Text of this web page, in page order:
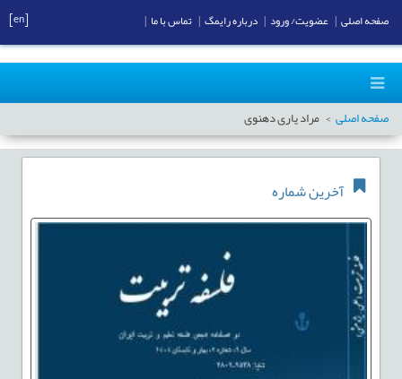
صفحه اصلی مراد یاری دهنوی
آخرین شماره
صفحه اصلی عضویت/ ورود درباره رایمگ تماس با ما